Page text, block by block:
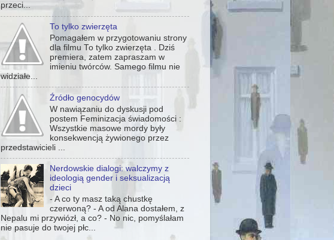
przeci...
To tylko zwierzęta
Pomagałem w przygotowaniu strony
dla filmu To tylko zwierzęta . Dziś
premiera, zatem zapraszam w
imieniu twórców. Samego filmu nie
widziałe...
Źródło genocydów
W nawiązaniu do dyskusji pod
postem Feminizacja świadomości :
Wszystkie masowe mordy były
konsekwencją żywionego przez
przedstawicieli ...
Nerdowskie dialogi: walczymy z
ideologią gender i seksualizacją
dzieci
- A co ty masz taką chustkę
czerwoną? - A od Alana dostałem, z
Nepalu mi przywiózł, a co? - No nic, pomyślałam
nie pasuje do twojej płc...